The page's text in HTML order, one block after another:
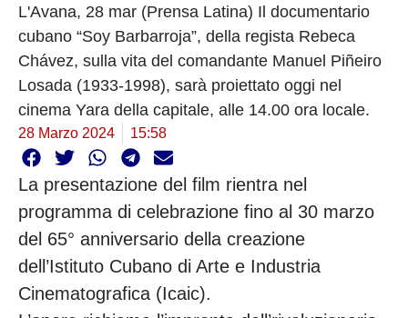
L'Avana, 28 mar (Prensa Latina) Il documentario
cubano “Soy Barbarroja”, della regista Rebeca
Chávez, sulla vita del comandante Manuel Piñeiro
Losada (1933-1998), sarà proiettato oggi nel
cinema Yara della capitale, alle 14.00 ora locale.
28 Marzo 2024 15:58
La presentazione del film rientra nel
programma di celebrazione fino al 30 marzo
del 65° anniversario della creazione
dell’Istituto Cubano di Arte e Industria
Cinematografica (Icaic).